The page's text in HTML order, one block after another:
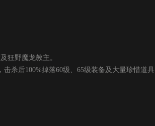
狂野魔龙教主。
杀后100%掉落60级、65级装备及大量珍惜道具